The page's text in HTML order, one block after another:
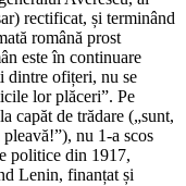
rectificat, și terminând
română prost
este în continuare
dintre ofițeri, nu se
lor plăceri”. Pe
capăt de trădare („sunt,
nu 1-a scos
politice din 1917,
Lenin, finanțat și